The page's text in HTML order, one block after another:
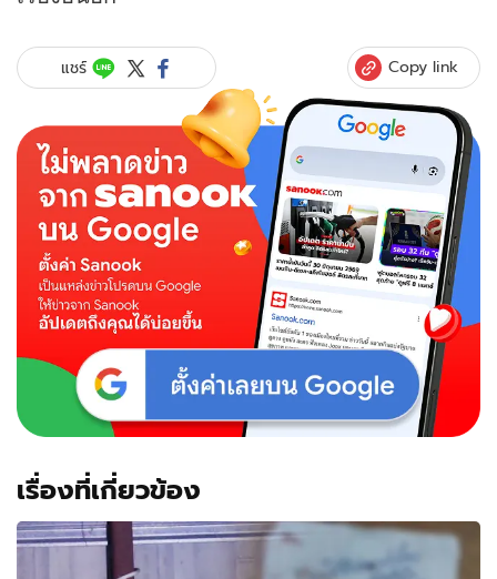
แชร์ Copy link
เรื่องที่เกี่ยวข้อง